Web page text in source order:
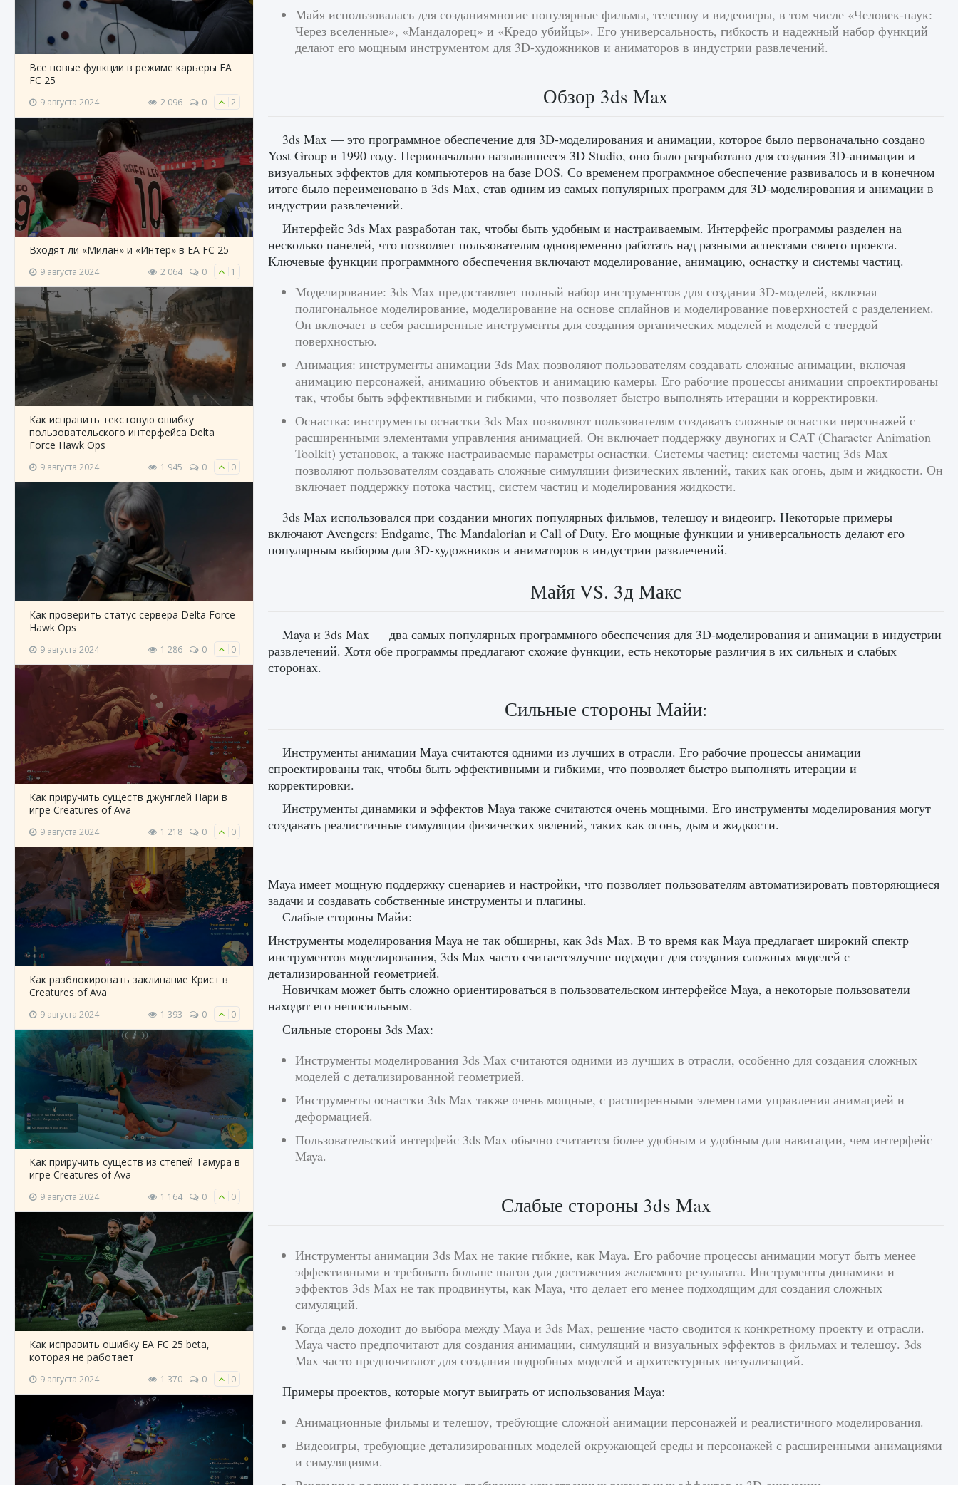
Все новые функции в режиме карьеры EA
FC 25
9 августа 2024 2 096 0 2
Входят ли «Милан» и «Интер» в EA FC 25
9 августа 2024 2 064 0 1
Как исправить текстовую ошибку
пользовательского интерфейса Delta
Force Hawk Ops
9 августа 2024 1 945 0 0
Как проверить статус сервера Delta Force
Hawk Ops
9 августа 2024 1 286 0 0
Как приручить существ джунглей Нари в
игре Creatures of Ava
9 августа 2024 1 218 0 0
Как разблокировать заклинание Крист в
Creatures of Ava
9 августа 2024 1 393 0 0
Как приручить существ из степей Тамура в
игре Creatures of Ava
9 августа 2024 1 164 0 0
Как исправить ошибку EA FC 25 beta,
которая не работает
9 августа 2024 1 370 0 0
Майя использовалась для созданиямногие популярные фильмы, телешоу и видеоигры, в том числе «Человек-паук:
Через вселенные», «Мандалорец» и «Кредо убийцы». Его универсальность, гибкость и надежный набор функций
делают его мощным инструментом для 3D-художников и аниматоров в индустрии развлечений.
Обзор 3ds Max
3ds Max — это программное обеспечение для 3D-моделирования и анимации, которое было первоначально создано
Yost Group в 1990 году. Первоначально называвшееся 3D Studio, оно было разработано для создания 3D-анимации и
визуальных эффектов для компьютеров на базе DOS. Со временем программное обеспечение развивалось и в конечном
итоге было переименовано в 3ds Max, став одним из самых популярных программ для 3D-моделирования и анимации в
индустрии развлечений.
Интерфейс 3ds Max разработан так, чтобы быть удобным и настраиваемым. Интерфейс программы разделен на
несколько панелей, что позволяет пользователям одновременно работать над разными аспектами своего проекта.
Ключевые функции программного обеспечения включают моделирование, анимацию, оснастку и системы частиц.
Моделирование: 3ds Max предоставляет полный набор инструментов для создания 3D-моделей, включая
полигональное моделирование, моделирование на основе сплайнов и моделирование поверхностей с разделением.
Он включает в себя расширенные инструменты для создания органических моделей и моделей с твердой
поверхностью.
Анимация: инструменты анимации 3ds Max позволяют пользователям создавать сложные анимации, включая
анимацию персонажей, анимацию объектов и анимацию камеры. Его рабочие процессы анимации спроектированы
так, чтобы быть эффективными и гибкими, что позволяет быстро выполнять итерации и корректировки.
Оснастка: инструменты оснастки 3ds Max позволяют пользователям создавать сложные оснастки персонажей с
расширенными элементами управления анимацией. Он включает поддержку двуногих и CAT (Character Animation
Toolkit) установок, а также настраиваемые параметры оснастки. Системы частиц: системы частиц 3ds Max
позволяют пользователям создавать сложные симуляции физических явлений, таких как огонь, дым и жидкости. Он
включает поддержку потока частиц, систем частиц и моделирования жидкости.
3ds Max использовался при создании многих популярных фильмов, телешоу и видеоигр. Некоторые примеры
включают Avengers: Endgame, The Mandalorian и Call of Duty. Его мощные функции и универсальность делают его
популярным выбором для 3D-художников и аниматоров в индустрии развлечений.
Майя VS. 3д Макс
Maya и 3ds Max — два самых популярных программного обеспечения для 3D-моделирования и анимации в индустрии
развлечений. Хотя обе программы предлагают схожие функции, есть некоторые различия в их сильных и слабых
сторонах.
Сильные стороны Майи:
Инструменты анимации Maya считаются одними из лучших в отрасли. Его рабочие процессы анимации
спроектированы так, чтобы быть эффективными и гибкими, что позволяет быстро выполнять итерации и
корректировки.
Инструменты динамики и эффектов Maya также считаются очень мощными. Его инструменты моделирования могут
создавать реалистичные симуляции физических явлений, таких как огонь, дым и жидкости.
Maya имеет мощную поддержку сценариев и настройки, что позволяет пользователям автоматизировать повторяющиеся
задачи и создавать собственные инструменты и плагины.
Слабые стороны Майи:
Инструменты моделирования Maya не так обширны, как 3ds Max. В то время как Maya предлагает широкий спектр
инструментов моделирования, 3ds Max часто считаетсялучше подходит для создания сложных моделей с
детализированной геометрией.
Новичкам может быть сложно ориентироваться в пользовательском интерфейсе Maya, а некоторые пользователи
находят его непосильным.
Сильные стороны 3ds Max:
Инструменты моделирования 3ds Max считаются одними из лучших в отрасли, особенно для создания сложных
моделей с детализированной геометрией.
Инструменты оснастки 3ds Max также очень мощные, с расширенными элементами управления анимацией и
деформацией.
Пользовательский интерфейс 3ds Max обычно считается более удобным и удобным для навигации, чем интерфейс
Maya.
Слабые стороны 3ds Max
Инструменты анимации 3ds Max не такие гибкие, как Maya. Его рабочие процессы анимации могут быть менее
эффективными и требовать больше шагов для достижения желаемого результата. Инструменты динамики и
эффектов 3ds Max не так продвинуты, как Maya, что делает его менее подходящим для создания сложных
симуляций.
Когда дело доходит до выбора между Maya и 3ds Max, решение часто сводится к конкретному проекту и отрасли.
Maya часто предпочитают для создания анимации, симуляций и визуальных эффектов в фильмах и телешоу. 3ds
Max часто предпочитают для создания подробных моделей и архитектурных визуализаций.
Примеры проектов, которые могут выиграть от использования Maya:
Анимационные фильмы и телешоу, требующие сложной анимации персонажей и реалистичного моделирования.
Видеоигры, требующие детализированных моделей окружающей среды и персонажей с расширенными анимациями
и симуляциями.